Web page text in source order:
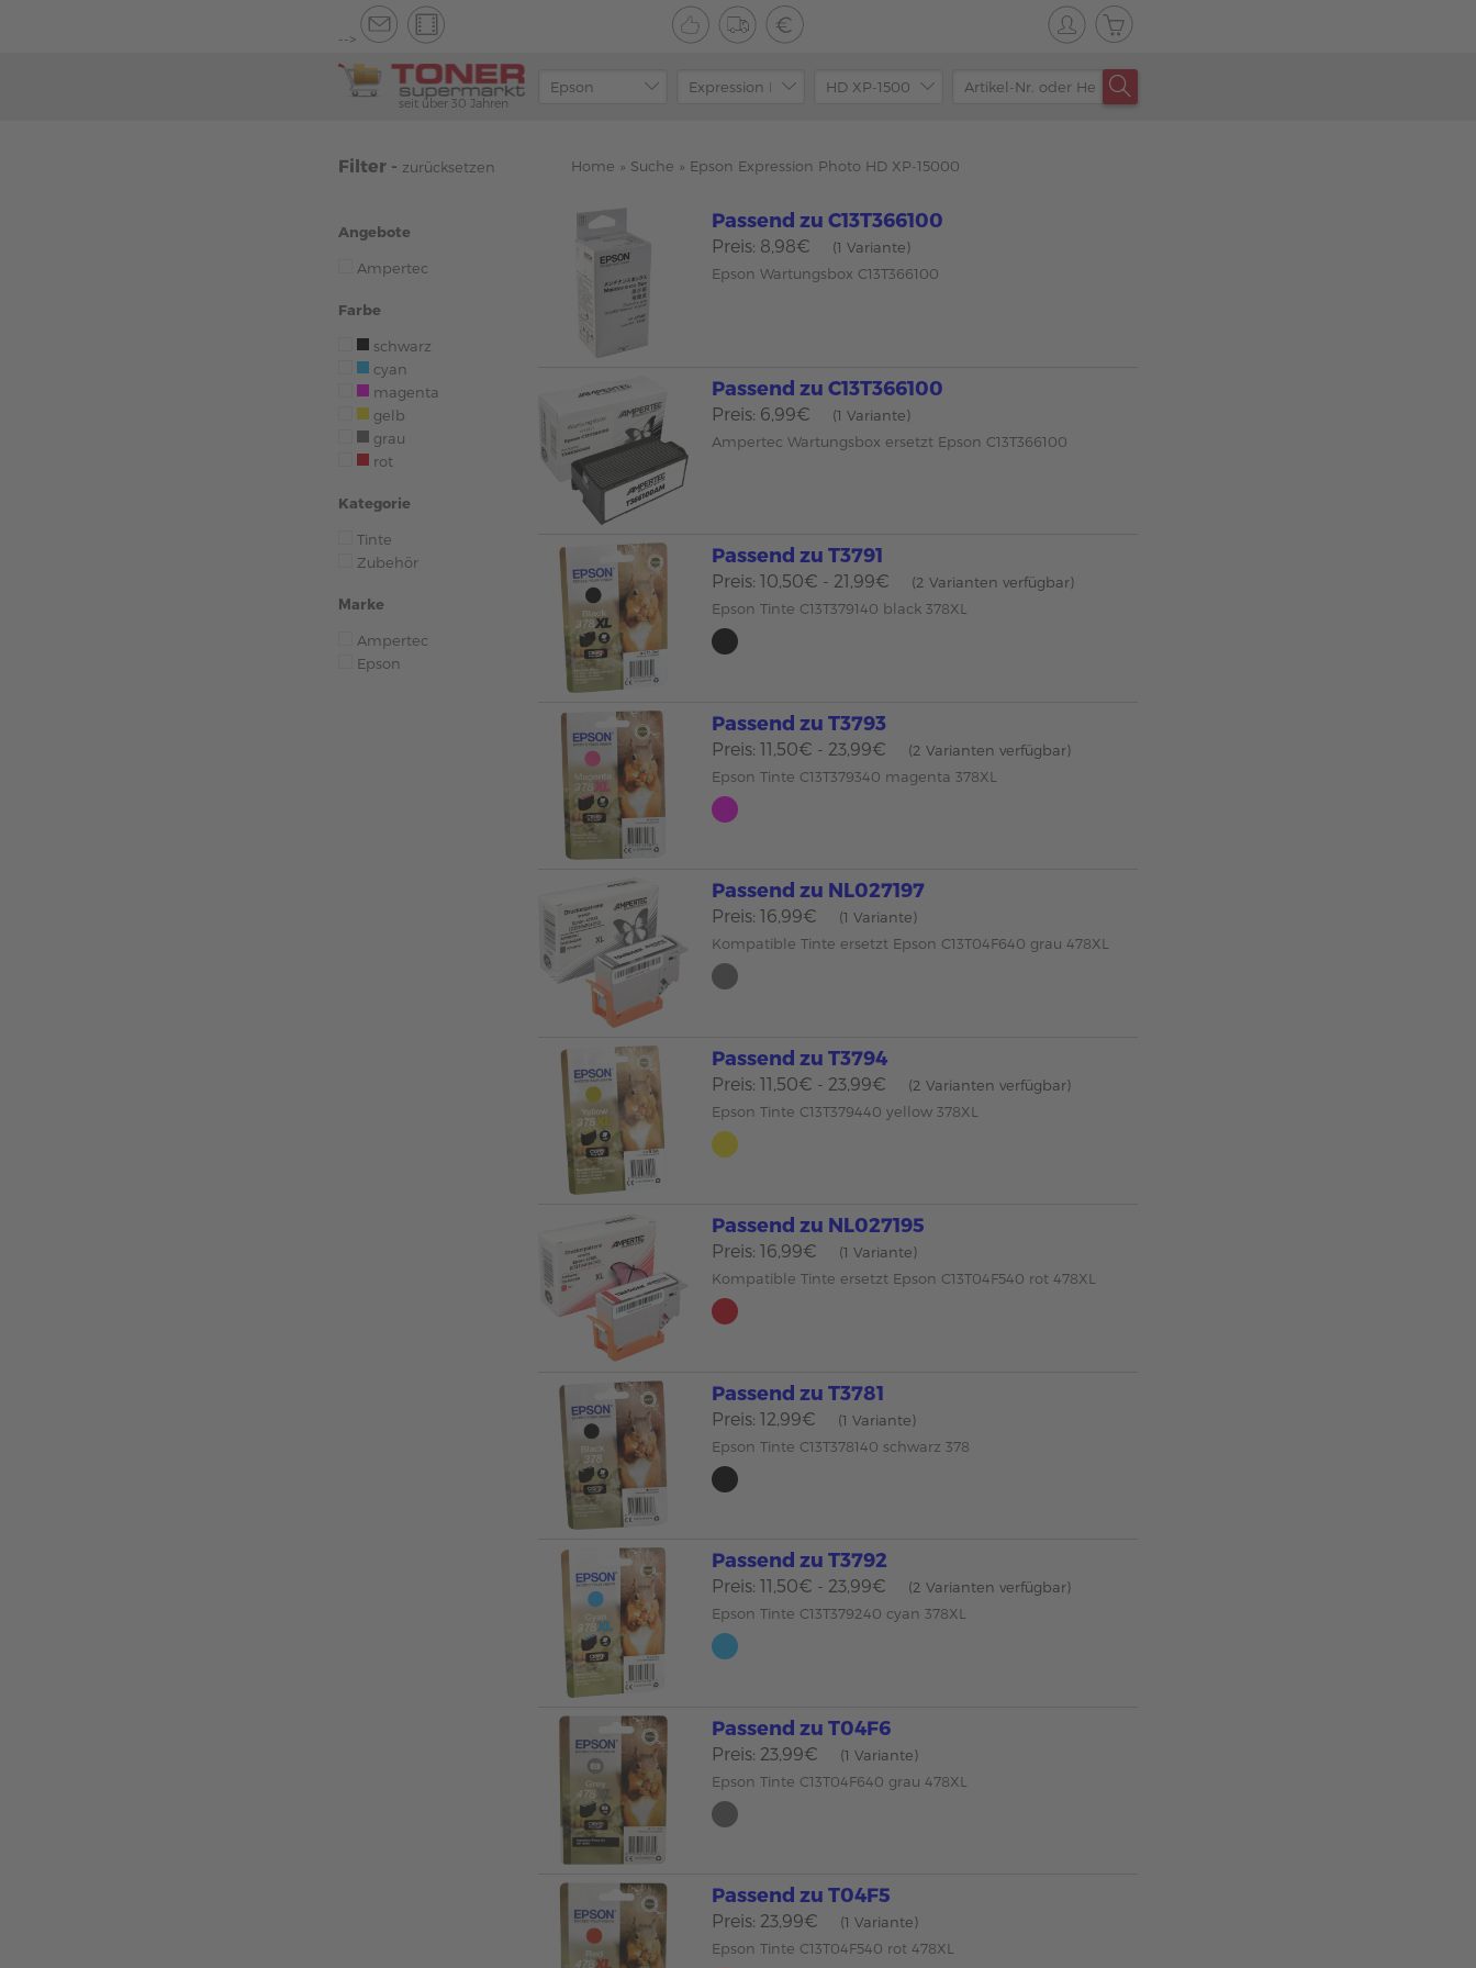
-->
seit über 30 Jahren
Filter - zurücksetzen
Angebote
Ampertec
Farbe
schwarz
cyan
magenta
gelb
grau
rot
Kategorie
Tinte
Zubehör
Marke
Ampertec
Epson
Home » Suche » Epson Expression Photo HD XP-15000
Passend zu C13T366100
Preis: 8,98€
(1 Variante)
Epson Wartungsbox C13T366100
Passend zu C13T366100
Preis: 6,99€
(1 Variante)
Ampertec Wartungsbox ersetzt Epson C13T366100
Passend zu T3791
Preis: 10,50€ - 21,99€
(2 Varianten verfügbar)
Epson Tinte C13T379140 black 378XL
Passend zu T3793
Preis: 11,50€ - 23,99€
(2 Varianten verfügbar)
Epson Tinte C13T379340 magenta 378XL
Passend zu NL027197
Preis: 16,99€
(1 Variante)
Kompatible Tinte ersetzt Epson C13T04F640 grau 478XL
Passend zu T3794
Preis: 11,50€ - 23,99€
(2 Varianten verfügbar)
Epson Tinte C13T379440 yellow 378XL
Passend zu NL027195
Preis: 16,99€
(1 Variante)
Kompatible Tinte ersetzt Epson C13T04F540 rot 478XL
Passend zu T3781
Preis: 12,99€
(1 Variante)
Epson Tinte C13T378140 schwarz 378
Passend zu T3792
Preis: 11,50€ - 23,99€
(2 Varianten verfügbar)
Epson Tinte C13T379240 cyan 378XL
Passend zu T04F6
Preis: 23,99€
(1 Variante)
Epson Tinte C13T04F640 grau 478XL
Passend zu T04F5
Preis: 23,99€
(1 Variante)
Epson Tinte C13T04F540 rot 478XL